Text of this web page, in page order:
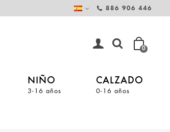
886 906 446
0
NIÑO
3-16 años
CALZADO
0-16 años